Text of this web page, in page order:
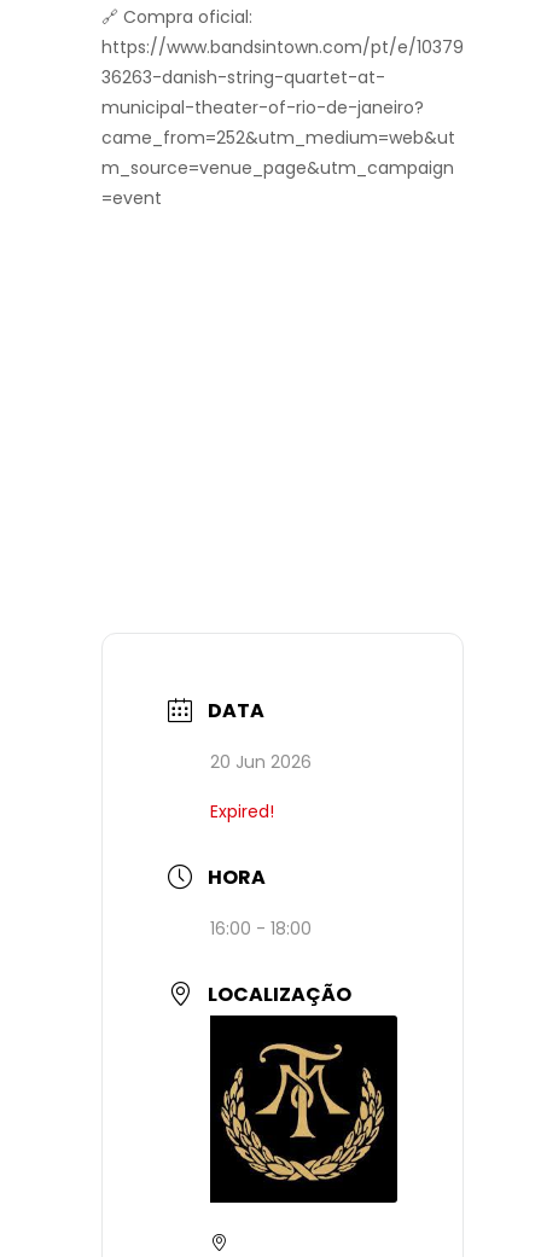
🔗 Compra oficial:
https://www.bandsintown.com/pt/e/10379
36263-danish-string-quartet-at-
municipal-theater-of-rio-de-janeiro?
came_from=252&utm_medium=web&ut
m_source=venue_page&utm_campaign
=event
DATA
20 Jun 2026
Expired!
HORA
16:00 - 18:00
LOCALIZAÇÃO